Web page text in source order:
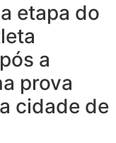
etapa do
a
prova
cidade de